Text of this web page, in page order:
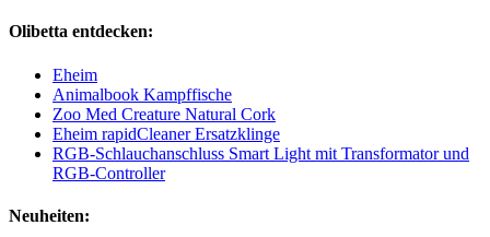
Olibetta entdecken:
Eheim
Animalbook Kampffische
Zoo Med Creature Natural Cork
Eheim rapidCleaner Ersatzklinge
RGB-Schlauchanschluss Smart Light mit Transformator und
RGB-Controller
Neuheiten: